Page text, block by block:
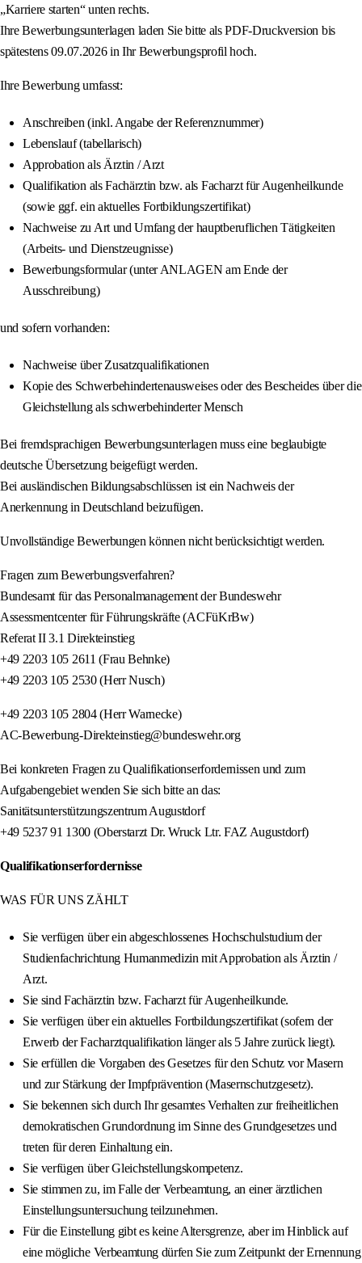
„Karriere starten“ unten rechts.
Ihre Bewerbungsunterlagen laden Sie bitte als PDF-Druckversion bis
spätestens 09.07.2026 in Ihr Bewerbungsprofil hoch.
Ihre Bewerbung umfasst:
Anschreiben (inkl. Angabe der Referenznummer)
Lebenslauf (tabellarisch)
Approbation als Ärztin / Arzt
Qualifikation als Fachärztin bzw. als Facharzt für Augenheilkunde
(sowie ggf. ein aktuelles Fortbildungszertifikat)
Nachweise zu Art und Umfang der hauptberuflichen Tätigkeiten
(Arbeits- und Dienstzeugnisse)
Bewerbungsformular (unter ANLAGEN am Ende der
Ausschreibung)
und sofern vorhanden:
Nachweise über Zusatzqualifikationen
Kopie des Schwerbehindertenausweises oder des Bescheides über die
Gleichstellung als schwerbehinderter Mensch
Bei fremdsprachigen Bewerbungsunterlagen muss eine beglaubigte
deutsche Übersetzung beigefügt werden.
Bei ausländischen Bildungsabschlüssen ist ein Nachweis der
Anerkennung in Deutschland beizufügen.
Unvollständige Bewerbungen können nicht berücksichtigt werden.
Fragen zum Bewerbungsverfahren?
Bundesamt für das Personalmanagement der Bundeswehr
Assessmentcenter für Führungskräfte (ACFüKrBw)
Referat II 3.1 Direkteinstieg
+49 2203 105 2611 (Frau Behnke)
+49 2203 105 2530 (Herr Nusch)
+49 2203 105 2804 (Herr Warnecke)
AC-Bewerbung-Direkteinstieg@bundeswehr.org
Bei konkreten Fragen zu Qualifikationserfordernissen und zum
Aufgabengebiet wenden Sie sich bitte an das:
Sanitätsunterstützungszentrum Augustdorf
+49 5237 91 1300 (Oberstarzt Dr. Wruck Ltr. FAZ Augustdorf)
Qualifikationserfordernisse
WAS FÜR UNS ZÄHLT
Sie verfügen über ein abgeschlossenes Hochschulstudium der
Studienfachrichtung Humanmedizin mit Approbation als Ärztin /
Arzt.
Sie sind Fachärztin bzw. Facharzt für Augenheilkunde.
Sie verfügen über ein aktuelles Fortbildungszertifikat (sofern der
Erwerb der Facharztqualifikation länger als 5 Jahre zurück liegt).
Sie erfüllen die Vorgaben des Gesetzes für den Schutz vor Masern
und zur Stärkung der Impfprävention (Masernschutzgesetz).
Sie bekennen sich durch Ihr gesamtes Verhalten zur freiheitlichen
demokratischen Grundordnung im Sinne des Grundgesetzes und
treten für deren Einhaltung ein.
Sie verfügen über Gleichstellungskompetenz.
Sie stimmen zu, im Falle der Verbeamtung, an einer ärztlichen
Einstellungsuntersuchung teilzunehmen.
Für die Einstellung gibt es keine Altersgrenze, aber im Hinblick auf
eine mögliche Verbeamtung dürfen Sie zum Zeitpunkt der Ernennung